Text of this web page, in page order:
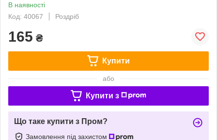
В наявності
Код: 40067
Роздріб
165 ₴
Купити
або
Купити з
Що таке купити з Пром?
Замовлення під захистом